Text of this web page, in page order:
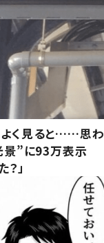
く見ると……思わ
景”に93万表示
」